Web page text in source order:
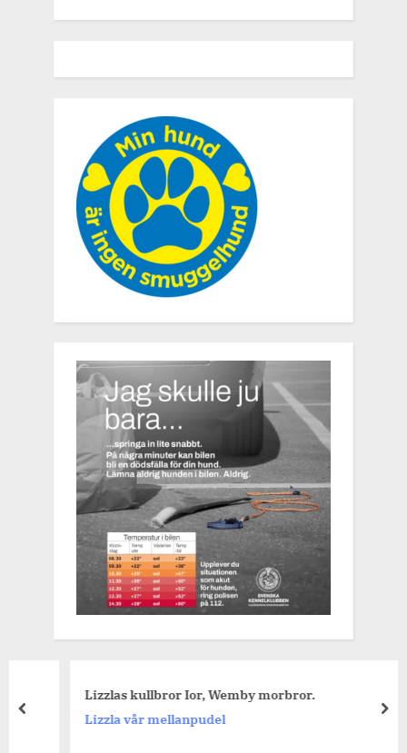
Lizzlas kullbror Ior, Wemby morbror.
Lizzla vår mellanpudel
prev